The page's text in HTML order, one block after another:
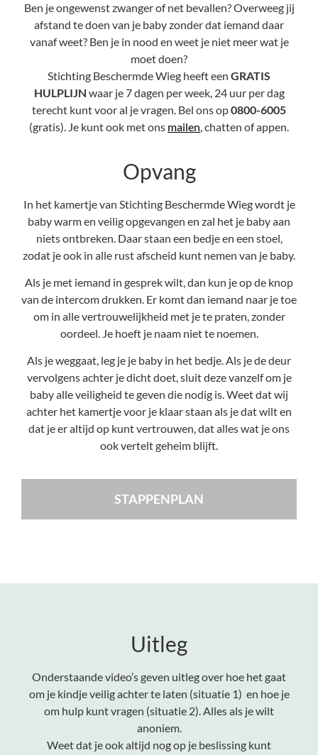
Ben je ongewenst zwanger of net bevallen? Overweeg jij
afstand te doen van je baby zonder dat iemand daar
vanaf weet? Ben je in nood en weet je niet meer wat je
moet doen?
Stichting Beschermde Wieg heeft een GRATIS
HULPLIJN waar je 7 dagen per week, 24 uur per dag
terecht kunt voor al je vragen. Bel ons op0800-6005
(gratis). Je kunt ook met ons mailen, chatten of appen.
Opvang
In het kamertje van Stichting Beschermde Wieg wordt je
baby warm en veilig opgevangen en zal het je baby aan
niets ontbreken. Daar staan een bedje en een stoel,
zodat je ook in alle rust afscheid kunt nemen van je baby.
Als je met iemand in gesprek wilt, dan kun je op de knop
van de intercom drukken. Er komt dan iemand naar je toe
om in alle vertrouwelijkheid met je te praten, zonder
oordeel. Je hoeft je naam niet te noemen.
Als je weggaat, leg je je baby in het bedje. Als je de deur
vervolgens achter je dicht doet, sluit deze vanzelf om je
baby alle veiligheid te geven die nodig is. Weet dat wij
achter het kamertje voor je klaar staan als je dat wilt en
dat je er altijd op kunt vertrouwen, dat alles wat je ons
ook vertelt geheim blijft.
STAPPENPLAN
Uitleg
Onderstaande video’s geven uitleg over hoe het gaat
om je kindje veilig achter te laten (situatie 1) en hoe je
om hulp kunt vragen (situatie 2). Alles als je wilt
anoniem.
Weet dat je ook altijd nog op je beslissing kunt